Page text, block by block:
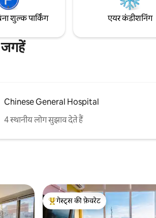
शुल्क पार्किंग एयर कंडीशनिंग
Chinese General Hospital
4 स्थानीय लोग सुझाव देते हैं
गेस्ट्स का टॉप फ़ेवरेट
गेस्ट्स की फ़ेवरेट